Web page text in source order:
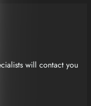
will contact you